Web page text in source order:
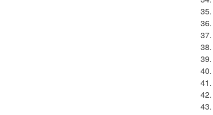
35.
36.
37.
38.
39.
40.
41.
42.
43.